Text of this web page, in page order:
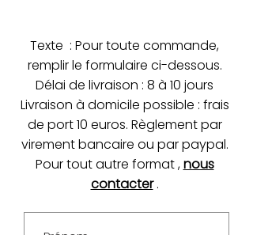
Texte : Pour toute commande,
remplir le formulaire ci-dessous.
Délai de livraison : 8 à 10 jours
Livraison à domicile possible : frais
de port 10 euros. Règlement par
virement bancaire ou par paypal.
Pour tout autre format ,nous
contacter.